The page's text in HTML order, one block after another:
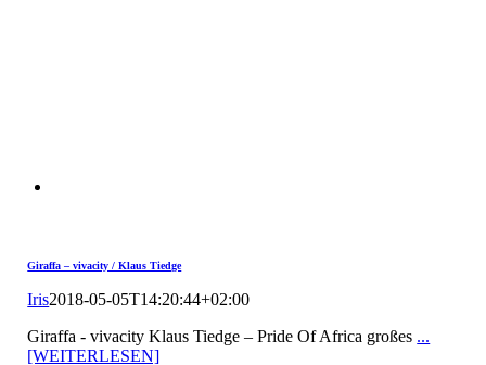
Giraffa – vivacity / Klaus Tiedge
Iris2018-05-05T14:20:44+02:00
Giraffa - vivacity Klaus Tiedge – Pride Of Africa großes ...
[WEITERLESEN]